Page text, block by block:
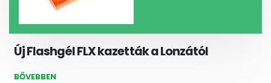
Új Flashgél FLX kazetták a Lonzától
BŐVEBBEN